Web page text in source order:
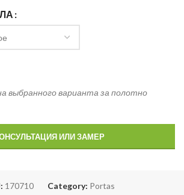
выбранного варианта за полотно
ИЛИ ЗАМЕР
170710 Category: Portas